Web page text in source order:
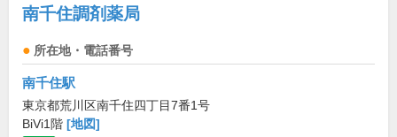
南千住調剤薬局
所在地・電話番号
南千住駅
東京都荒川区南千住四丁目7番1号
BiVi1階 [地図]